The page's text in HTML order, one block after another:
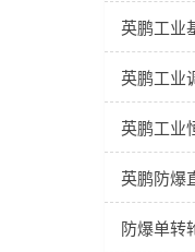
工业机房
英鹏工业
英鹏工业
英鹏工业
工业空调-
工业空调-
英鹏防爆
防爆屋顶
防爆单转